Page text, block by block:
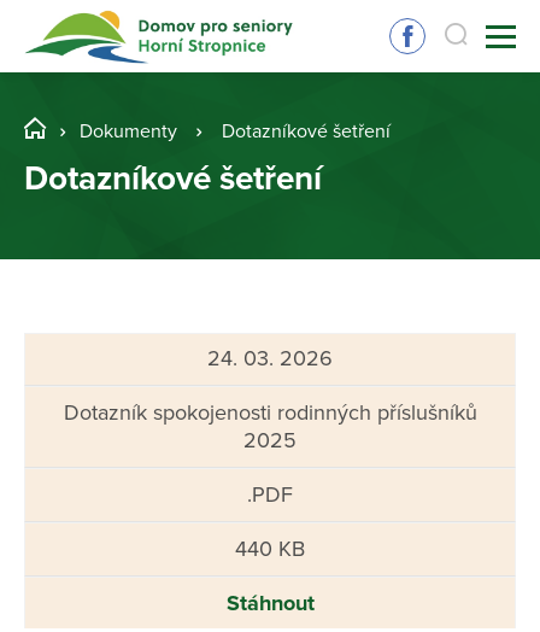
Dokumenty Dotazníkové šetření
Dotazníkové šetření
24. 03. 2026
Dotazník spokojenosti rodinných příslušníků
2025
.PDF
440 KB
Stáhnout